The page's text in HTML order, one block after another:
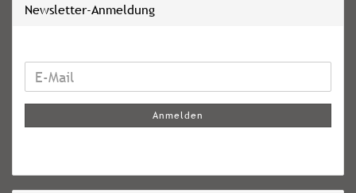
Newsletter-Anmeldung
WEITER
ZUR
ANMELDUNG
E-
Anmelden